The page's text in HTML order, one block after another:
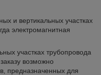
и вертикальных участках
электромагнитная
участках трубопровода
возможно
предназначенных для